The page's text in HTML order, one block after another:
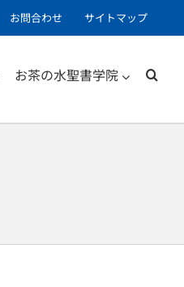
お問合わせ サイトマップ
お茶の水聖書学院